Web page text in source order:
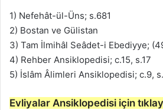
1) Nefehât-ül-Üns; s.681
2) Bostan ve Gülistan
3) Tam İlmihâl Seâdet-i Ebediyye;
4) Rehber Ansiklopedisi; c.15, s.17
5) İslâm Âlimleri Ansiklopedisi; c.9,
Evliyalar Ansiklopedisi için